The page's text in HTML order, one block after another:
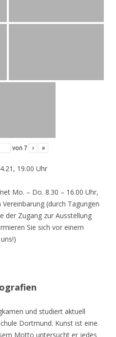
von 7 › »
19.00 Uhr
Mo. – Do. 8.30 – 16.00 Uhr,
(durch Tagungen
der Zugang zur Ausstellung
Sie sich vor einem
und studiert aktuell
Dortmund. Kunst ist eine
Motto untersucht er jedes